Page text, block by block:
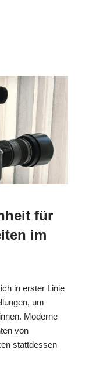
für
im
in erster Linie
um
Moderne
von
stattdessen